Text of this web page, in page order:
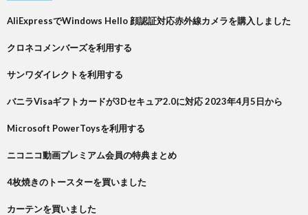
AliExpressでWindows Hello 顔認証対応赤外線カメラを購入しました
クロネコメンバーズを利用する
サンワダイレクトを利用する
バニラVisaギフトカードが3Dセキュア2.0に対応 2023年4月5日から
Microsoft PowerToysを利用する
ニコニコ動画プレミアム会員の特典まとめ
4枚焼きのトースターを買いました
カーテンを買いました